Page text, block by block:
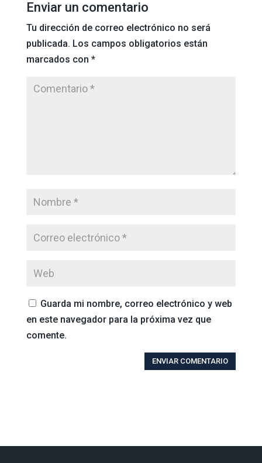
Enviar un comentario
Tu dirección de correo electrónico no será
publicada. Los campos obligatorios están
marcados con *
Guarda mi nombre, correo electrónico y web
en este navegador para la próxima vez que
comente.
ENVIAR COMENTARIO